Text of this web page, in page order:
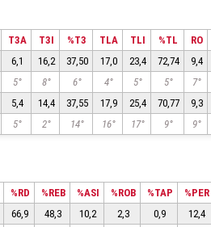
T3A T3I %T3 TLA TLI %TL RO
6,1 16,2 37,50 17,0 23,4 72,74 9,4
5° 8° 6° 4° 5° 5° 7°
5,4 14,4 37,55 17,9 25,4 70,77 9,3
5° 2° 14° 16° 17° 9° 9°
%RD %REB %ASI %ROB %TAP %PER
66,9 48,3 10,2 2,3 0,9 12,4